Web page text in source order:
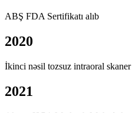
ABŞ FDA Sertifikatı alıb
2020
İkinci nəsil tozsuz intraoral skaner
2021